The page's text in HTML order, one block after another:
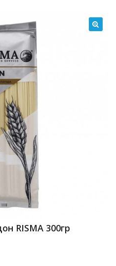
RISMA 300гр